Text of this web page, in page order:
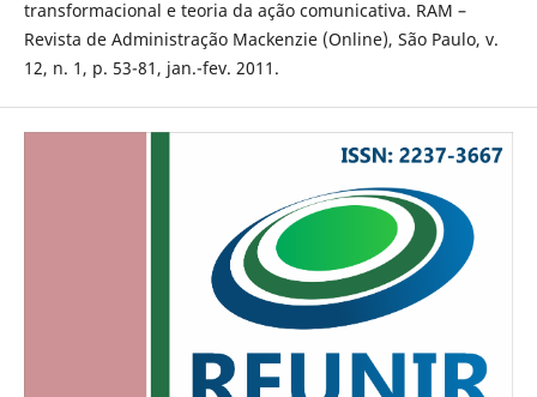
transformacional e teoria da ação comunicativa. RAM –
Revista de Administração Mackenzie (Online), São Paulo, v.
12, n. 1, p. 53-81, jan.-fev. 2011.